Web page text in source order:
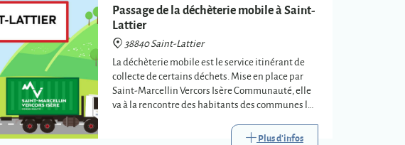
Passage de la déchèterie mobile à Saint-
Lattier
38840 Saint-Lattier
La déchèterie mobile est le service itinérant de
collecte de certains déchets. Mise en place par
Saint-Marcellin Vercors Isère Communauté, elle
va à la rencontre des habitants des communes les
Plus d'infos